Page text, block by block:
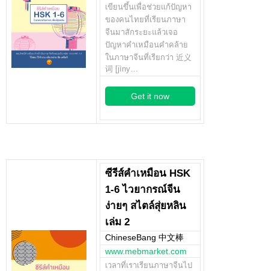
เขียนขึ้นเพื่อช่วยแก้ปัญหา
ของคนไทยที่เรียนภาษา
จีนมาสักระยะแล้วเจอ
ปัญหาคำเหมือนคำคล้าย
ในภาษาจีนที่เรียกว่า 近义
词 [jìny…
Get it now
ซีรีส์คำเหมือน HSK
1-6 ไวยากรณ์จีน
ง่ายๆ สไตล์สุ่ยหลิน
เล่ม 2
ChineseBang 中文棒
www.mebmarket.com
เวลาที่เราเรียนภาษาจีนไป